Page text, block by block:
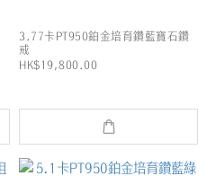
3.77卡PT950鉑金培育鑽藍寶石鑽
戒
HK$19,800.00